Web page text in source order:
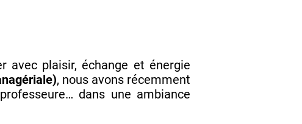
avec plaisir, échange et énergie
, nous avons récemment
dans une ambiance